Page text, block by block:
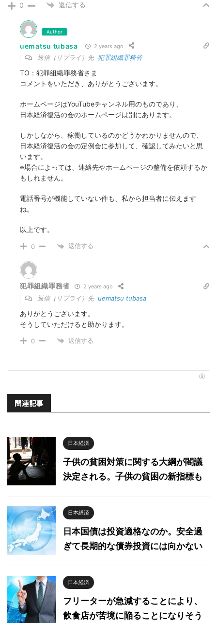
0 返信する
Author
uematsu tubasa 2 years ago
返信（リプライ）先 犯罪組織罪務省
TO：犯罪組織罪務省さま
コメントをいただき、ありがとうございます。
ホームページはYouTubeチャンネル用のものであり、
日本経済復活の会のホームページは別にあります。
しかしながら、稼働しているのかどうかわかりませんので、
日本経済復活の会の定例会に参加して、確認してみたいと思
います。
※場合によっては、連絡先やホームページの整備を依頼するか
もしれません。
電話番号が機能していない件も、私から担当者に伝えます
ね。
以上です。
0 返信する
犯罪組織罪務省 2 years ago
返信（リプライ）先 uematsu tubasa
ありがとうございます。
そうしていただけると助かります。
0 返信する
関連記事
日本経済
子供の貧困対策に関する大綱が閣議
決定される。子供の貧困の新指標も
日本経済
日本国債は投資適格なのか。安全過
ぎて長期的な債券投資には向かない
日本経済
フリーターが急減することにより、
飲食店が苦境に陥ることになりそう